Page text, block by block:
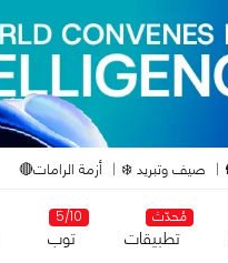
صيف وتبريد ❄️ أزمة الرامات🔴
مُحدّث
تطبيقات
5/10
توب